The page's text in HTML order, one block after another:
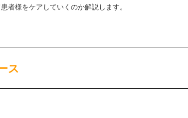
患者様をケアしていくのか解説します。
ス